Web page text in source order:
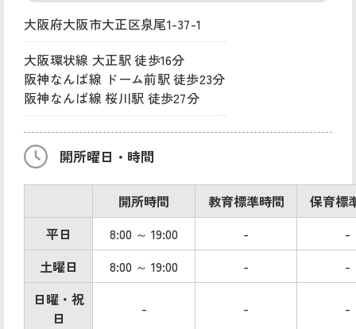
大阪府大阪市大正区泉尾1-37-1
大阪環状線 大正駅 徒歩16分
阪神なんば線 ドーム前駅 徒歩23分
阪神なんば線 桜川駅 徒歩27分
開所曜日・時間
開所時間 教育標準時間
保育標
平日
8:00 ～ 19:00 -
-
土曜日
8:00 ～ 19:00 -
-
日曜・祝
日
- - -